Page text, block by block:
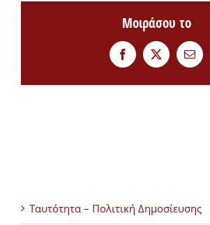
Μοιράσου το
FacebookTwitterEmail
Ταυτότητα – Πολιτική Δημοσίευσης